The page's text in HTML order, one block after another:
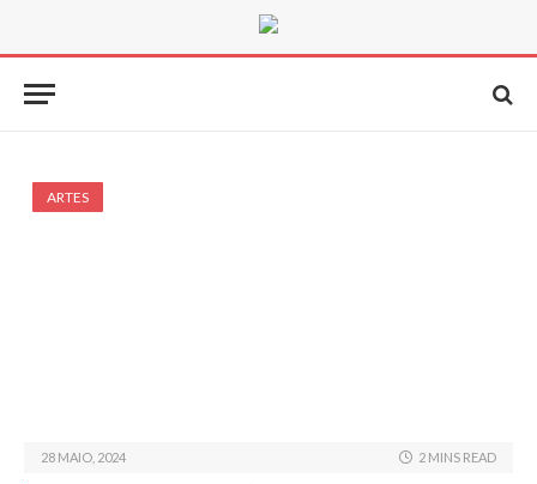
ARTES
28 MAIO, 2024 2 MINS READ